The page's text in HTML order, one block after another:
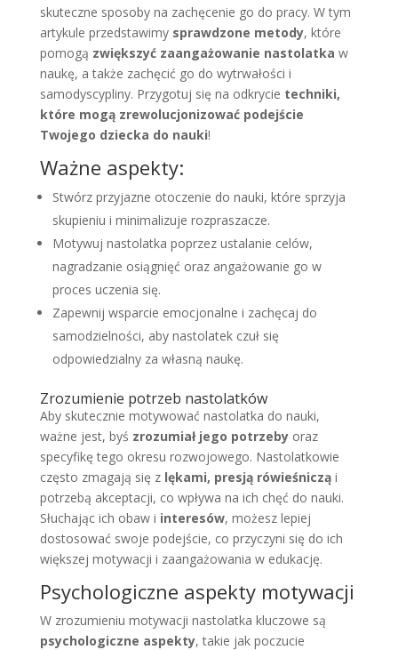
skuteczne sposoby na zachęcenie go do pracy. W tym
artykule przedstawimy sprawdzone metody, które
pomogą zwiększyć zaangażowanie nastolatka w
naukę, a także zachęcić go do wytrwałości i
samodyscypliny. Przygotuj się na odkrycie techniki,
które mogą zrewolucjonizować podejście
Twojego dziecka do nauki!
Ważne aspekty:
Stwórz przyjazne otoczenie do nauki, które sprzyja
skupieniu i minimalizuje rozpraszacze.
Motywuj nastolatka poprzez ustalanie celów,
nagradzanie osiągnięć oraz angażowanie go w
proces uczenia się.
Zapewnij wsparcie emocjonalne i zachęcaj do
samodzielności, aby nastolatek czuł się
odpowiedzialny za własną naukę.
Zrozumienie potrzeb nastolatków
Aby skutecznie motywować nastolatka do nauki,
ważne jest, byś zrozumiał jego potrzebyoraz
specyfikę tego okresu rozwojowego. Nastolatkowie
często zmagają się z lękami, presją rówieśnicząi
potrzebą akceptacji, co wpływa na ich chęć do nauki.
Słuchając ich obaw i interesów, możesz lepiej
dostosować swoje podejście, co przyczyni się do ich
większej motywacji i zaangażowania w edukację.
Psychologiczne aspekty motywacji
W zrozumieniu motywacji nastolatka kluczowe są
psychologiczne aspekty, takie jak poczucie